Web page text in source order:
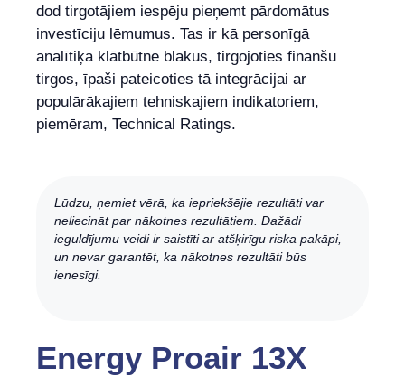
dod tirgotājiem iespēju pieņemt pārdomātus
investīciju lēmumus. Tas ir kā personīgā
analītiķa klātbūtne blakus, tirgojoties finanšu
tirgos, īpaši pateicoties tā integrācijai ar
populārākajiem tehniskajiem indikatoriem,
piemēram, Technical Ratings.
Lūdzu, ņemiet vērā, ka iepriekšējie rezultāti var
neliecināt par nākotnes rezultātiem. Dažādi
ieguldījumu veidi ir saistīti ar atšķirīgu riska pakāpi,
un nevar garantēt, ka nākotnes rezultāti būs
ienesīgi.
Energy Proair 13X